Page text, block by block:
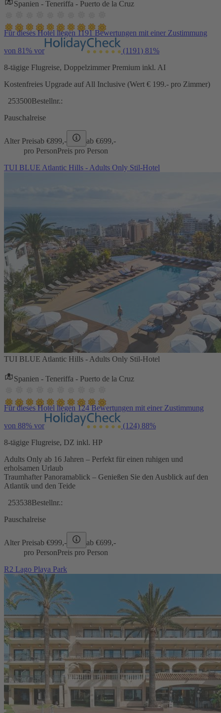
Spanien - Teneriffa - Puerto de la Cruz
Für dieses Hotel liegen 1191 Bewertungen mit einer Zustimmung
von 81% vor (1191) 81%
8-tägige Flugreise, Doppelzimmer Premium inkl. AI
Kostenfreies Upgrade auf All Inclusive (Wert € 199.- pro Zimmer)
253500Bestellnr.:
Pauschalreise
Alter Preisab €899,- ab €699,-
pro PersonPreis pro Person
TUI BLUE Atlantic Hills - Adults Only Stil-Hotel
TUI BLUE Atlantic Hills - Adults Only Stil-Hotel
Spanien - Teneriffa - Puerto de la Cruz
Für dieses Hotel liegen 124 Bewertungen mit einer Zustimmung
von 88% vor (124) 88%
8-tägige Flugreise, DZ inkl. HP
Adults Only ab 16 Jahren – Perfekt für einen ruhigen und
erholsamen Urlaub
Traumhafter Panoramablick – Genießen Sie den Ausblick auf den
Atlantik und den Teide
253538Bestellnr.:
Pauschalreise
Alter Preisab €999,- ab €699,-
pro PersonPreis pro Person
R2 Lago Playa Park